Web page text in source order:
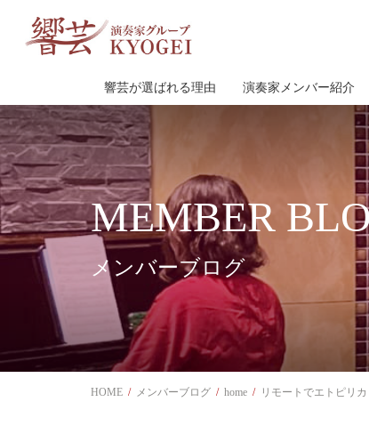
響芸が選ばれる理由 演奏家メンバー紹介
MEMBER
メンバーブログ
HOME メンバーブログ home リモートでエトピリカ